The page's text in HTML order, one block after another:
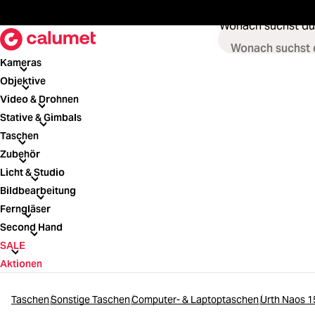
Wonach suchst
Kameras
Kameras
Objektive
Objektive
Video & Drohnen
Video & Drohnen
Stative & Gimbals
Stative & Gimbals
Taschen
Taschen
Zubehör
Zubehör
Licht & Studio
Licht & Studio
Bildbearbeitung
Bildbearbeitung
Ferngläser
Ferngläser
Second Hand
Second Hand
SALE
SALE
Aktionen
TaschenSonstige TaschenComputer- & LaptoptaschenUrth Naos